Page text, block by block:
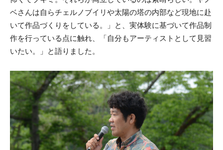
ベさんは自らチェルノブイリや太陽の塔の内部など現地に赴
いて作品づくりをしている。」と、実体験に基づいて作品制
作を行っている点に触れ、「自分もアーティストとして見習
いたい。」と語りました。